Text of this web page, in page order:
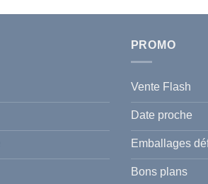
PROMO
Vente Flash
Date proche
Emballages
Bons plans